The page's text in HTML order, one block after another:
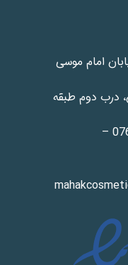
امام موسى
درب دوم طبقه
تماس : 07632227091 –